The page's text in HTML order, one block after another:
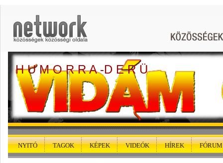
H U M O R R A -D E R Ü
NYITÓ TAGOK KÉPEK VIDEÓK HÍREK FÓRUM